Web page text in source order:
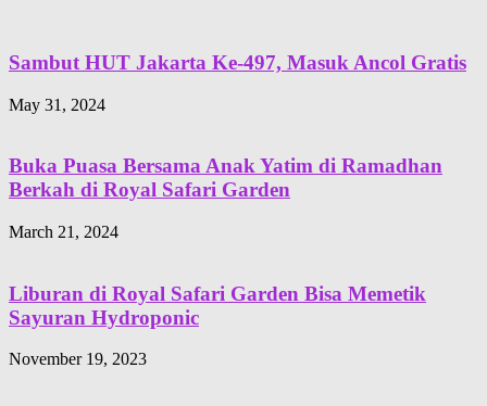
Sambut HUT Jakarta Ke-497, Masuk Ancol Gratis
May 31, 2024
Buka Puasa Bersama Anak Yatim di Ramadhan
Berkah di Royal Safari Garden
March 21, 2024
Liburan di Royal Safari Garden Bisa Memetik
Sayuran Hydroponic
November 19, 2023